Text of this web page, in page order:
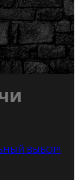
ВЫБОР!